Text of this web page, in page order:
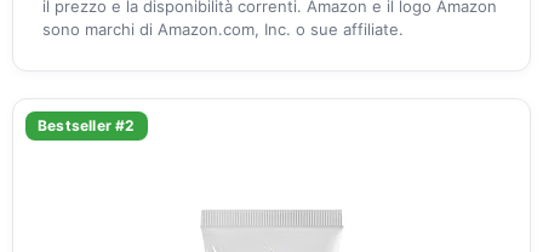
il prezzo e la disponibilità correnti. Amazon e il logo Amazon
sono marchi di Amazon.com, Inc. o sue affiliate.
Bestseller #2